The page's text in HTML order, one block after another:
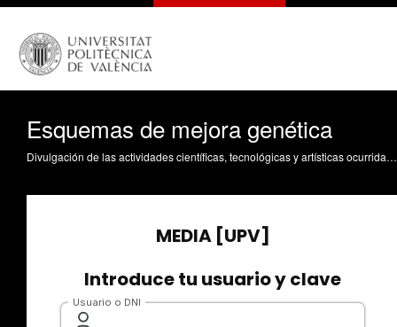
Esquemas de mejora genética
Divulgación de las actividades científicas, tecnológicas y artísticas ocurridas en los tres campus de la UPV